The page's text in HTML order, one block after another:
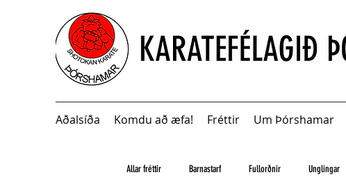
Aðalsíða Komdu að æfa! Fréttir Um Þórshamar
Allar fréttir Barnastarf Fullorðnir Unglingar